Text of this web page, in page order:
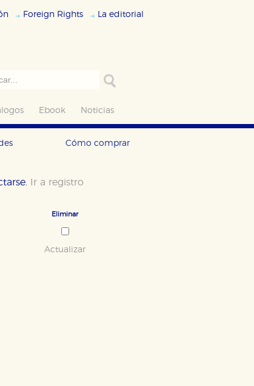
Foreign Rights La editorial
Ebook Noticias
Cómo comprar
Ir a registro
Eliminar
Actualizar